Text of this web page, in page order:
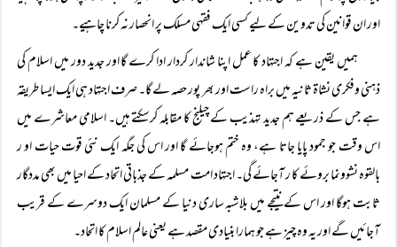
اور ان قوانین کی تدوین کے لیے کسی ایک فقہی مسلک پر انحصار نہ کرنا چاہیے۔
ہمیں یقین ہے کہ اجتہاد کا عمل اپنا شاندار کردار ادا کرے گا اور جدید دور میں اسلام کی
ذہنی وفکری نشاۃ ثانیہ میں براہ راست اور بھر پور حصہ لے گا۔ صرف اجتہاد ہی ایک ایسا طریقہ
ہے جس کے ذریعے ہم جدید تہذیب کے چیلنج کا مقابلہ کرسکتے ہیں۔ اسلامی معاشرے میں
اس وقت جو جمود پایا جاتا ہے، وہ ختم ہوجائے گا اور اس کی جگہ ایک نئی قوت حیات او ر
بالقوہ نشوونما بروئے کا ر آجائے گی۔ اجتہاد امت مسلمہ کے جذباتی اتحاد کے احیا میں بھی مددگار
ثابت ہوگا اور اس کے نتیجے میں بلاشبہ ساری دنیا کے مسلمان ایک دوسرے کے قریب
آجائیں گے اور یہ وہ چیز ہے جو ہمارا بنیادی مقصد ہے یعنی عالم اسلام کا اتحاد۔